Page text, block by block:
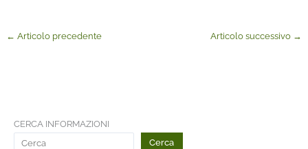
← Articolo precedente Articolo successivo →
CERCA INFORMAZIONI
Cerca